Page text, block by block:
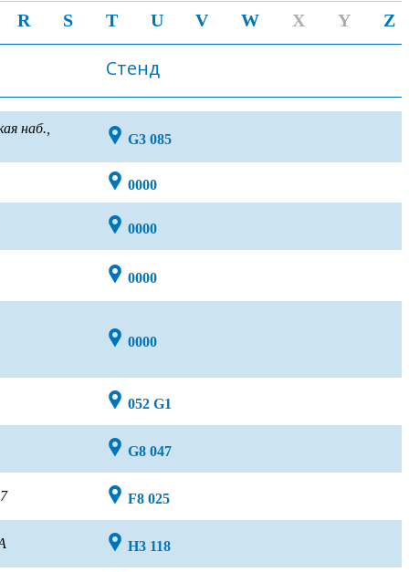
R S T U V W X Y Z
Стенд
наб.,
G3 085
0000
0000
0000
0000
052 G1
G8 047
F8 025
H3 118